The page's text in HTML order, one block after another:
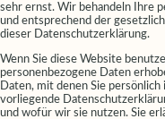
sehr ernst. Wir behandeln Ihre
und entsprechend der
dieser Datenschutzerklärung.
Wenn Sie diese Website
personenbezogene Daten
Daten, mit denen Sie
vorliegende
und wofür wir sie nutzen. Sie